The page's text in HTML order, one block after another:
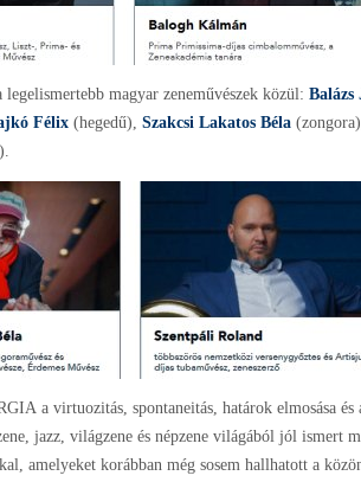
legelismertebb magyar zeneművészek közül: Balázs
Félix (hegedű), Szakcsi Lakatos Béla (zongora),
a virtuozitás, spontaneitás, határok elmosása
jazz, világzene és népzene világából jól ismert
amelyeket korábban még sosem hallhatott a